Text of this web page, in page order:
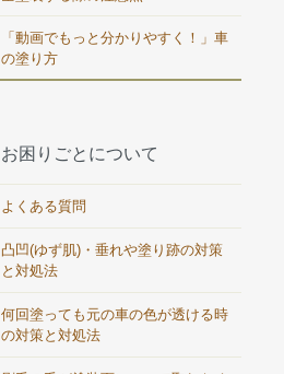
「動画でもっと分かりやすく！」車
の塗り方
お困りごとについて
よくある質問
凸凹(ゆず肌)・垂れや塗り跡の対策
と対処法
何回塗っても元の車の色が透ける時
の対策と対処法